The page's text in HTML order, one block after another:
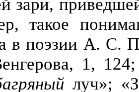
зари,
такое
в поэзии А. С.
1,
луч»;